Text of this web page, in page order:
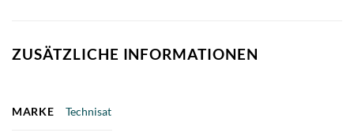
ZUSÄTZLICHE INFORMATIONEN
MARKE Technisat